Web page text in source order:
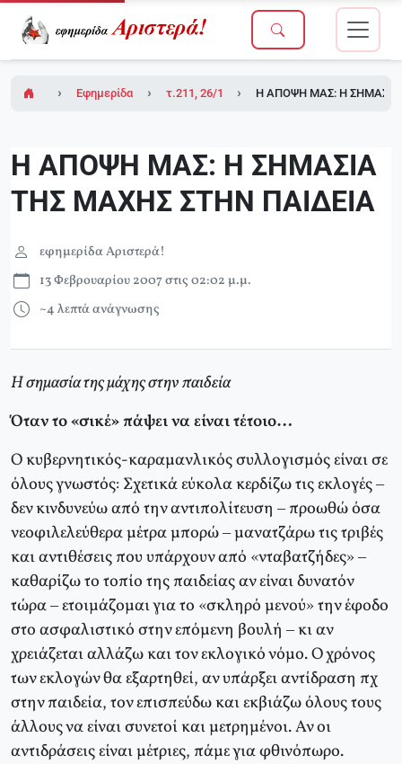
Εφημερίδα Αριστερά!τ.211, 26/1/2007 (σε ένθετο το τ.1 του
Η ΑΠΟΨΗ ΜΑΣ: Η ΣΗΜΑΣΙΑ
Η ΑΠΟΨΗ ΜΑΣ: Η ΣΗΜΑΣΙΑ
ΤΗΣ ΜΑΧΗΣ ΣΤΗΝ ΠΑΙΔΕΙΑ
εφημερίδα Αριστερά!
13 Φεβρουαρίου 2007 στις 02:02 μ.μ.
~4 λεπτά ανάγνωσης
Η σημασία της μάχης στην παιδεία
Όταν το «σικέ» πάψει να είναι τέτοιο…
Ο κυβερνητικός-καραμανλικός συλλογισμός είναι σε
όλους γνωστός: Σχετικά εύκολα κερδίζω τις εκλογές –
δεν κινδυνεύω από την αντιπολίτευση – προωθώ όσα
νεοφιλελεύθερα μέτρα μπορώ – μανατζάρω τις τριβές
και αντιθέσεις που υπάρχουν από «νταβατζήδες» –
καθαρίζω το τοπίο της παιδείας αν είναι δυνατόν
τώρα – ετοιμάζομαι για το «σκληρό μενού» την έφοδο
στο ασφαλιστικό στην επόμενη βουλή – κι αν
χρειάζεται αλλάζω και τον εκλογικό νόμο. Ο χρόνος
των εκλογών θα εξαρτηθεί, αν υπάρξει αντίδραση πχ
στην παιδεία, τον επισπεύδω και εκβιάζω όλους τους
άλλους να είναι συνετοί και μετρημένοι. Αν οι
αντιδράσεις είναι μέτριες, πάμε για φθινόπωρο.